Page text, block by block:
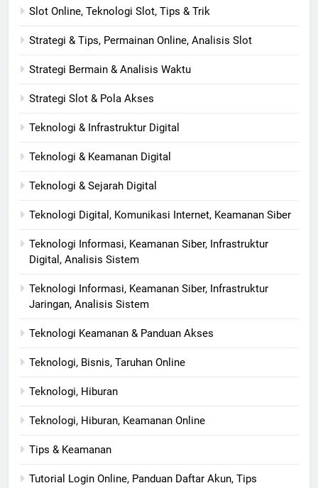
Slot Online, Teknologi Slot, Tips & Trik
Strategi & Tips, Permainan Online, Analisis Slot
Strategi Bermain & Analisis Waktu
Strategi Slot & Pola Akses
Teknologi & Infrastruktur Digital
Teknologi & Keamanan Digital
Teknologi & Sejarah Digital
Teknologi Digital, Komunikasi Internet, Keamanan Siber
Teknologi Informasi, Keamanan Siber, Infrastruktur
Digital, Analisis Sistem
Teknologi Informasi, Keamanan Siber, Infrastruktur
Jaringan, Analisis Sistem
Teknologi Keamanan & Panduan Akses
Teknologi, Bisnis, Taruhan Online
Teknologi, Hiburan
Teknologi, Hiburan, Keamanan Online
Tips & Keamanan
Tutorial Login Online, Panduan Daftar Akun, Tips